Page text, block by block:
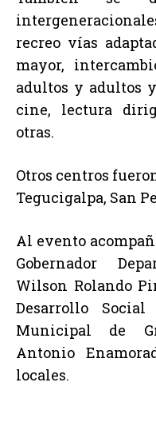
recreo vías
mayor,
adultos y adultos
cine, lectura
otras.
Otros centros
Tegucigalpa, San
Al evento
Gobernador
Wilson Rolando
Desarrollo
Municipal de
Antonio
locales.